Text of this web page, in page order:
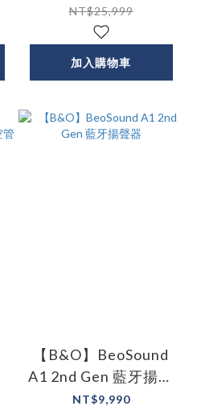
能) 兩色
NT$25,999
加入購物車
【B&O】BeoSound
A1 2nd Gen 藍牙揚聲
器
NT$9,990